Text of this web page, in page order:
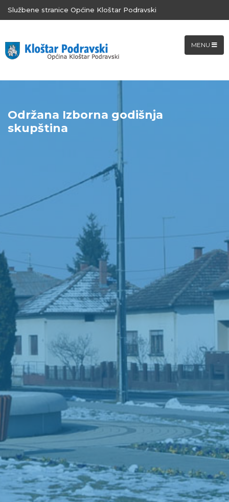
Službene stranice Općine Kloštar Podravski
MENU
Održana Izborna godišnja
skupština